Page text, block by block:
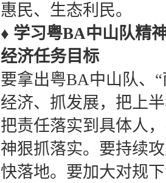
惠民、生态利民。
♦ 学习粤BA中山队精
经济任务目标
要拿出粤BA中山队、
经济、抓发展，把上
把责任落实到具体人
神狠抓落实。要持续
快落地。要加大对规